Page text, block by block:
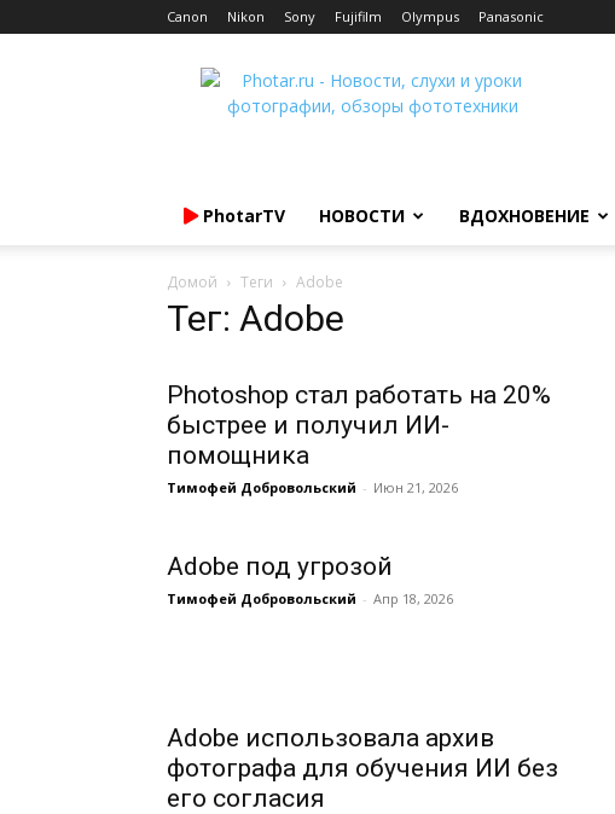
Canon Nikon Sony Fujifilm Olympus Panasonic
Photar.ru
PhotarTV НОВОСТИ ВДОХНОВЕНИЕ
Домой Теги Adobe
Тег: Adobe
Photoshop стал работать на 20%
быстрее и получил ИИ-
помощника
Тимофей Добровольский - Июн 21, 2026
Adobe под угрозой
Тимофей Добровольский - Апр 18, 2026
Adobe использовала архив
фотографа для обучения ИИ без
его согласия